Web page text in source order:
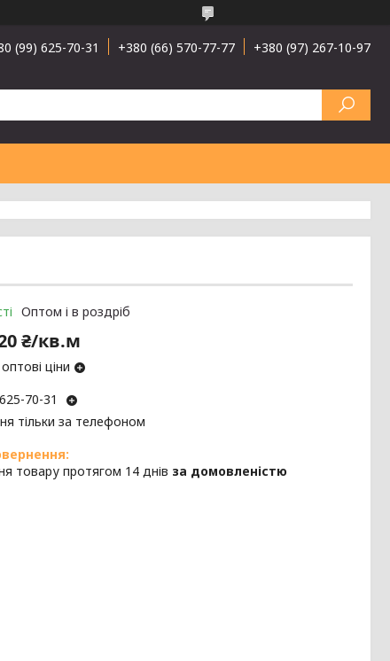
(99) 625-70-31 +380 (66) 570-77-77 +380 (97) 267-10-97
Оптом і в роздріб
₴/кв.м
ціни
70-31
тільки за телефоном
товару протягом 14 днів за домовленістю